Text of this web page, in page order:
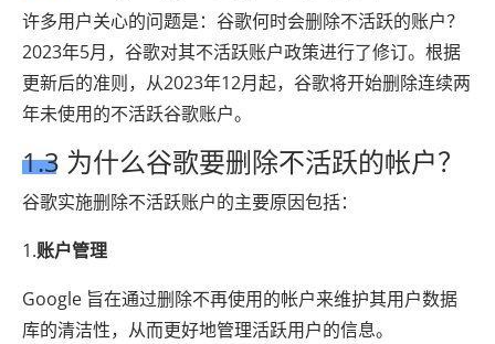
许多用户关心的问题是：谷歌何时会删除不活跃的账户？
2023年5月，谷歌对其不活跃账户政策进行了修订。根据
更新后的准则，从2023年12月起，谷歌将开始删除连续两
年未使用的不活跃谷歌账户。
1.3 为什么谷歌要删除不活跃的帐户？
谷歌实施删除不活跃账户的主要原因包括：
1.账户管理
Google 旨在通过删除不再使用的帐户来维护其用户数据
库的清洁性，从而更好地管理活跃用户的信息。